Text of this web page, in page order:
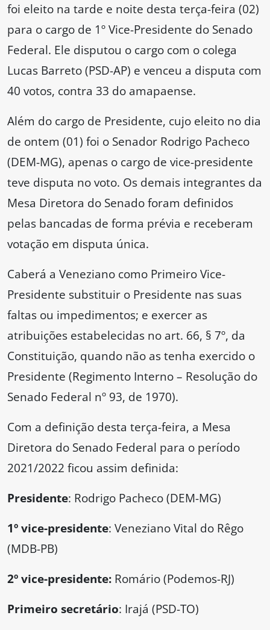
foi eleito na tarde e noite desta terça-feira (02)
para o cargo de 1º Vice-Presidente do Senado
Federal. Ele disputou o cargo com o colega
Lucas Barreto (PSD-AP) e venceu a disputa com
40 votos, contra 33 do amapaense.
Além do cargo de Presidente, cujo eleito no dia
de ontem (01) foi o Senador Rodrigo Pacheco
(DEM-MG), apenas o cargo de vice-presidente
teve disputa no voto. Os demais integrantes da
Mesa Diretora do Senado foram definidos
pelas bancadas de forma prévia e receberam
votação em disputa única.
Caberá a Veneziano como Primeiro Vice-
Presidente substituir o Presidente nas suas
faltas ou impedimentos; e exercer as
atribuições estabelecidas no art. 66, § 7º, da
Constituição, quando não as tenha exercido o
Presidente (Regimento Interno – Resolução do
Senado Federal nº 93, de 1970).
Com a definição desta terça-feira, a Mesa
Diretora do Senado Federal para o período
2021/2022 ficou assim definida:
Presidente: Rodrigo Pacheco (DEM-MG)
1º vice-presidente: Veneziano Vital do Rêgo
(MDB-PB)
2º vice-presidente: Romário (Podemos-RJ)
Primeiro secretário: Irajá (PSD-TO)